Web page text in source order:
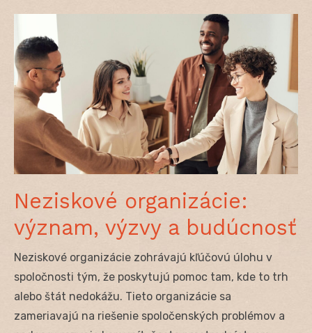
Neziskové organizácie:
význam, výzvy a budúcnosť
Neziskové organizácie zohrávajú kľúčovú úlohu v
spoločnosti tým, že poskytujú pomoc tam, kde to trh
alebo štát nedokážu. Tieto organizácie sa
zameriavajú na riešenie spoločenských problémov a